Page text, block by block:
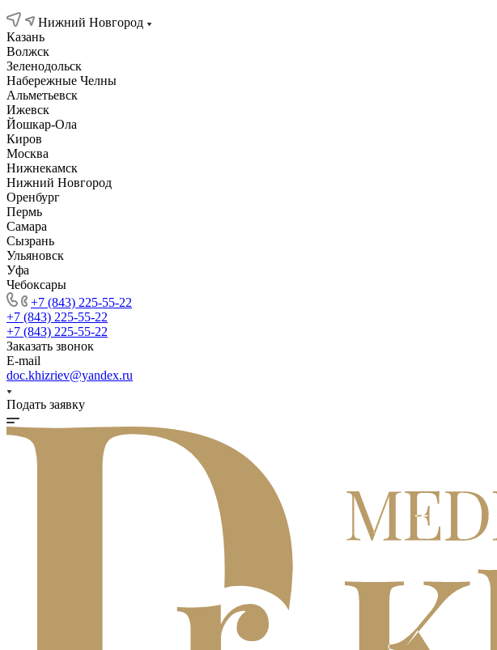
Нижний Новгород
Казань
Волжск
Зеленодольск
Набережные Челны
Альметьевск
Ижевск
Йошкар-Ола
Киров
Москва
Нижнекамск
Нижний Новгород
Оренбург
Пермь
Самара
Сызрань
Ульяновск
Уфа
Чебоксары
+7 (843) 225-55-22
+7 (843) 225-55-22
+7 (843) 225-55-22
Заказать звонок
E-mail
doc.khizriev@yandex.ru
Подать заявку